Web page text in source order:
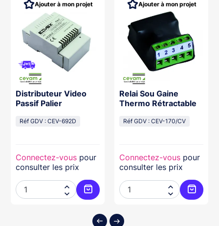
au panier
Distributeur Video
Passif Palier
Réf GDV : CEV-692D
Connectez-vous pour
consulter les prix


Ajouter au panier
Ajouter à mon projet
Relai Sou Gaine
Thermo Rétractable
Réf GDV : CEV-170/CV
Connectez-vous pour
consulter les prix


Ajouter à mon projet